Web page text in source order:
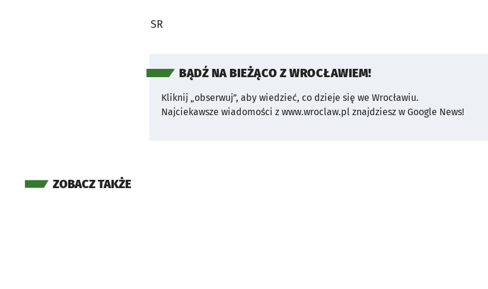
SR
BĄDŹ NA BIEŻĄCO Z WROCŁAWIEM!
Kliknij „obserwuj”, aby wiedzieć, co dzieje się we Wrocławiu.
Najciekawsze wiadomości z www.wroclaw.pl znajdziesz w Google News!
ZOBACZ TAKŻE